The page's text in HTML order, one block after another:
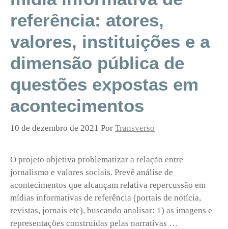
referência: atores,
valores, instituições e a
dimensão pública de
questões expostas em
acontecimentos
10 de dezembro de 2021 Por Transverso
O projeto objetiva problematizar a relação entre
jornalismo e valores sociais. Prevê análise de
acontecimentos que alcançam relativa repercussão em
mídias informativas de referência (portais de notícia,
revistas, jornais etc), buscando analisar: 1) as imagens e
representações construídas pelas narrativas …